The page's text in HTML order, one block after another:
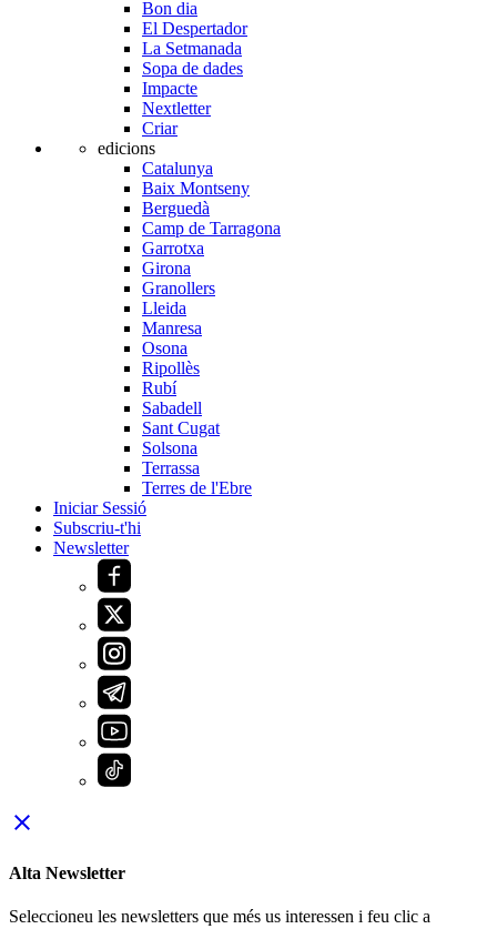
Bon dia
El Despertador
La Setmanada
Sopa de dades
Impacte
Nextletter
Criar
edicions
Catalunya
Baix Montseny
Berguedà
Camp de Tarragona
Garrotxa
Girona
Granollers
Lleida
Manresa
Osona
Ripollès
Rubí
Sabadell
Sant Cugat
Solsona
Terrassa
Terres de l'Ebre
Iniciar Sessió
Subscriu-t'hi
Newsletter
close
Alta Newsletter
Seleccioneu les newsletters que més us interessen i feu clic a